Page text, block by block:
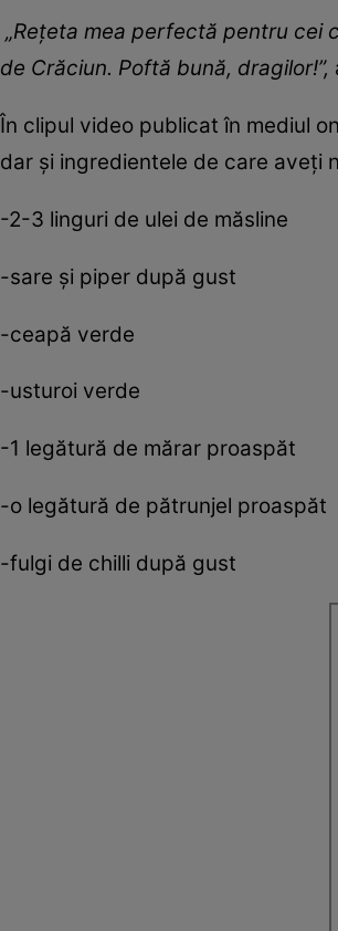
„Rețeta mea perfectă pentru cei
de Crăciun. Poftă bună, dragilor!”,
În clipul video publicat în mediul
dar și ingredientele de care aveți
-2-3 linguri de ulei de măsline
-sare și piper după gust
-ceapă verde
-usturoi verde
-1 legătură de mărar proaspăt
-o legătură de pătrunjel proaspăt
-fulgi de chilli după gust